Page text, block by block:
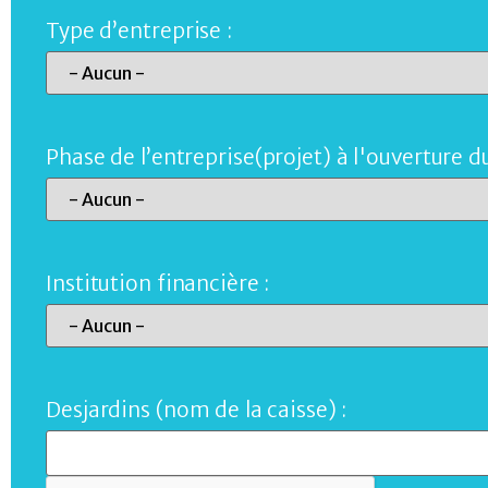
Type d’entreprise :
Phase de l’entreprise(projet) à l'ouverture
Institution financière :
Desjardins (nom de la caisse) :